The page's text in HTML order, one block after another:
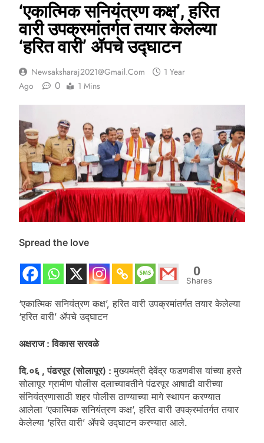
‘एकात्मिक सनियंत्रण कक्ष’, हरित
वारी उपक्रमांतर्गत तयार केलेल्या
‘हरित वारी’ ॲपचे उद्घाटन
Newsaksharaj2021@gmail.com
1 Year
Ago
0 1 Mins
Spread the love
0
Shares
‘एकात्मिक सनियंत्रण कक्ष’, हरित वारी उपक्रमांतर्गत तयार केलेल्या
‘हरित वारी’ ॲपचे उद्घाटन
अक्षराज : विकास सरवळे
दि.०६ , पंढरपूर (सोलापूर) :मुख्यमंत्री देवेंद्र फडणवीस यांच्या हस्ते
सोलापूर ग्रामीण पोलीस दलाच्यावतीने पंढरपूर आषाढी वारीच्या
संनियंत्रणासाठी शहर पोलीस ठाण्याच्या मागे स्थापन करण्यात
आलेला ‘एकात्मिक सनियंत्रण कक्ष’, हरित वारी उपक्रमांतर्गत तयार
केलेल्या ‘हरित वारी’ ॲपचे उद्घाटन करण्यात आले.